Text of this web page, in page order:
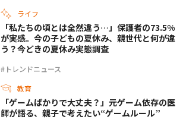
ライフ
#トレンドニュース
「私たちの頃とは全然違う…」保護者の73.5%
が実感。今の子どもの夏休み、親世代と何が違
う？今どきの夏休み実態調査
教育
「ゲームばかりで大丈夫？」元ゲーム依存の医
師が語る、親子で考えたい“ゲームルール”